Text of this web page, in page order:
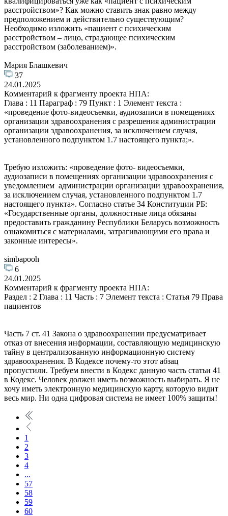
расстройством»? Как можно ставить знак равно между
предположением и действительно существующим?
Необходимо изложить «пациент с психическим
расстройством – лицо, страдающее психическим
расстройством (заболеванием)».
Мария Блашкевич
37
24.01.2025
Комментарий к фрагменту проекта НПА:
Глава : 11 Параграф : 79 Пункт : 1 Элемент текста :
«проведение фото-видеосъемки, аудиозаписи в помещениях
организации здравоохранения с разрешения администрации
организации здравоохранения, за исключением случая,
установленного подпунктом 1.7 настоящего пункта;».
Требую изложить: «проведение фото- видеосъемки,
аудиозаписи в помещениях организации здравоохранения с
уведомлением администрации организации здравоохранения,
за исключением случая, установленного подпунктом 1.7
настоящего пункта». Согласно статье 34 Конституции РБ:
«Государственные органы, должностные лица обязаны
предоставить гражданину Республики Беларусь возможность
ознакомиться с материалами, затрагивающими его права и
законные интересы».
simbapooh
6
24.01.2025
Комментарий к фрагменту проекта НПА:
Раздел : 2 Глава : 11 Часть : 7 Элемент текста : Статья 79 Права
пациентов
Часть 7 ст. 41 Закона о здравоохранении предусматривает
отказ от внесения информации, составляющую медицинскую
тайну в централизованную информационную систему
здравоохранения. В Кодексе почему-то этот абзац
пропустили. Требуем внести в Кодекс данную часть статьи 41
в Кодекс. Человек должен иметь возможность выбирать. Я не
хочу иметь электронную медицинскую карту, которую видит
весь мир. Ни одна цифровая система не имеет 100% защиты!
1
2
3
4
...
57
58
59
60